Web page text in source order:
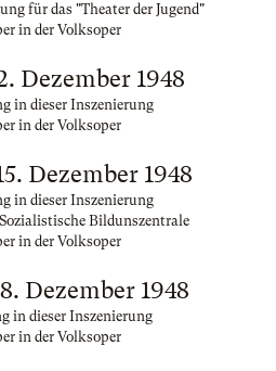
für das "Theater der Jugend"
in der Volksoper
Dezember 1948
in dieser Inszenierung
in der Volksoper
Dezember 1948
in dieser Inszenierung
Bildunszentrale
in der Volksoper
Dezember 1948
in dieser Inszenierung
in der Volksoper